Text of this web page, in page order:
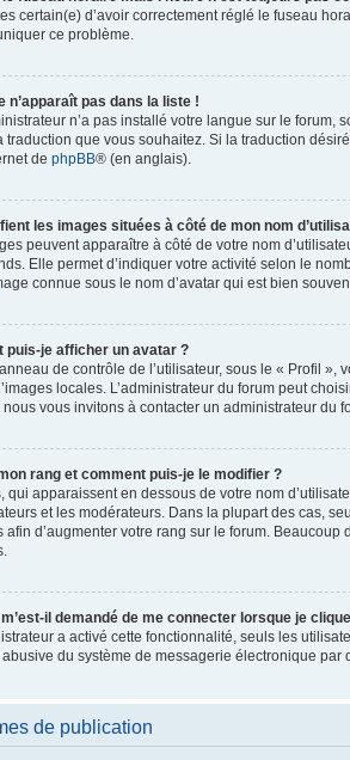
certain(e) d’avoir correctement réglé le fuseau
ce problème.
n’apparaît pas dans la liste !
n’a pas installé votre langue sur le forum,
traduction que vous souhaitez. Si la traduction
de phpBB® (en anglais).
les images situées à côté de mon nom
peuvent apparaître à côté de votre nom
Elle permet d’indiquer votre activité selon le
connue sous le nom d’avatar qui est bien
puis-je afficher un avatar ?
de contrôle de l’utilisateur, sous le « Profil
locales. L’administrateur du forum peut
nous vous invitons à contacter un administrateur du
rang et comment puis-je le modifier ?
qui apparaissent en dessous de votre nom
et les modérateurs. Dans la plupart des cas,
afin d’augmenter votre rang sur le forum.
il demandé de me connecter lorsque je
a activé cette fonctionnalité, seuls les
du système de messagerie électronique par
de publication